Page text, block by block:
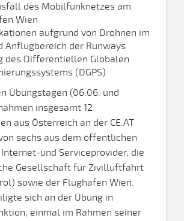
des Mobilfunknetzes am
Wien
aufgrund von Drohnen im
Anflugbereich der Runways
des Differentiellen Globalen
(DGPS)
Übungstagen (06.06. und
insgesamt 12
aus Österreich an der CE.AT
sechs aus dem öffentlichen
und Serviceprovider, die
Gesellschaft für Zivilluftfahrt
sowie der Flughafen Wien.
sich an der Übung in
einmal im Rahmen seiner